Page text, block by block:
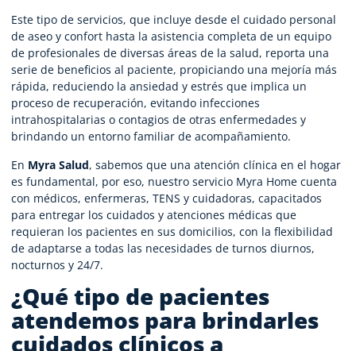
Este tipo de servicios, que incluye desde el cuidado personal
de aseo y confort hasta la asistencia completa de un equipo
de profesionales de diversas áreas de la salud, reporta una
serie de beneficios al paciente, propiciando una mejoría más
rápida, reduciendo la ansiedad y estrés que implica un
proceso de recuperación, evitando infecciones
intrahospitalarias o contagios de otras enfermedades y
brindando un entorno familiar de acompañamiento.
En Myra Salud, sabemos que una atención clínica en el hogar
es fundamental, por eso, nuestro servicio Myra Home cuenta
con médicos, enfermeras, TENS y cuidadoras, capacitados
para entregar los cuidados y atenciones médicas que
requieran los pacientes en sus domicilios, con la flexibilidad
de adaptarse a todas las necesidades de turnos diurnos,
nocturnos y 24/7.
¿Qué tipo de pacientes
atendemos para brindarles
cuidados clínicos a